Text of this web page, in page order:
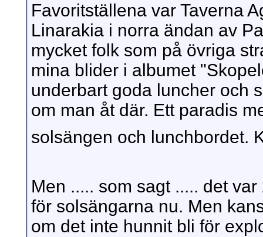
Favoritställena var Taverna
Linarakia i norra ändan av
mycket folk som på övriga
mina blider i albumet
underbart goda luncher och
om man åt där. Ett paradis
solsängen och lunchbordet.
Men ..... som sagt ..... det
för solsängarna nu. Men
om det inte hunnit bli för